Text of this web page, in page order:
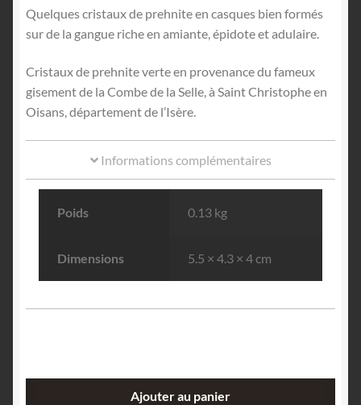
Quelques cristaux de prehnite en casques bien formés
sur de la gangue riche en amiante, épidote et adulaire.
Cristaux de prehnite verte en provenance du fameux
gisement de la Combe de la Selle, à Saint Christophe en
Oisans, département de l’Isère.
Informations complémentaires
Poids 0.13 kg
Dimensions 5.5 × 4.3 × 4 cm
Ajouter au panier